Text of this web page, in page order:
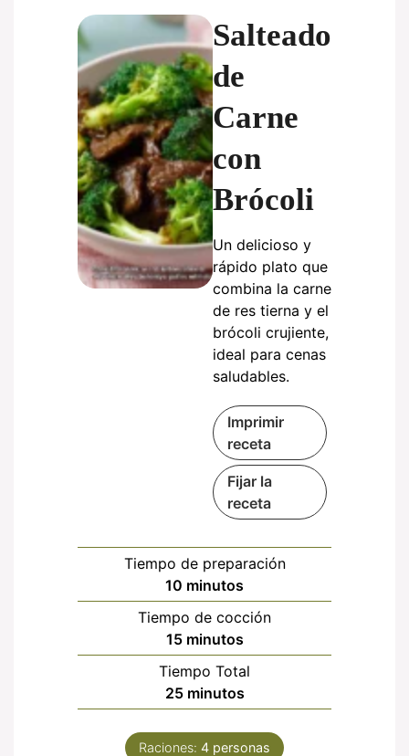
Salteado
de
Carne
con
Brócoli
Un delicioso y
rápido plato que
combina la carne
de res tierna y el
brócoli crujiente,
ideal para cenas
saludables.
Imprimir
receta
Fijar la
receta
Tiempo de preparación
10 minutos
minutos
Tiempo de cocción
15minutos
minutos
Tiempo Total
25minutos
minutos
Raciones: 4 personas